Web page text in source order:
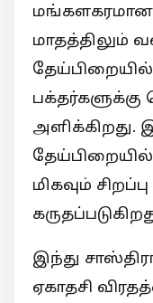
மங்களகரமான
மாதத்திலும்
தேய்பிறையில்
அளிக்கிறது.
தேய்பிறையில்
மிகவும்
இந்து
ஏகாதசி